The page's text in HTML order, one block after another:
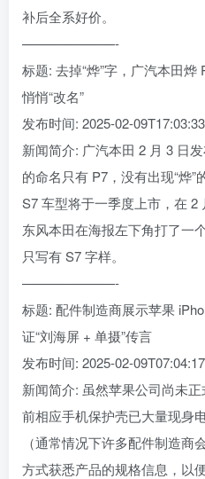
补后全系好价。
———————-
标题: 去掉“烨”字，广汽本田
悄悄“改名”
发布时间: 2025-02-
新闻简介: 广汽本田 2 月 3 日
的命名只有 P7，没有出现“烨
S7 车型将于一季度上市，在 2
东风本田在海报左下角打了一
只写有 S7 字样。
———————-
标题: 配件制造商展示苹果
证“刘海屏 + 单摄”传言
发布时间: 2025-02-
新闻简介: 虽然苹果公司尚未
前相应手机保护壳已大量现身
（通常情况下许多配件制造商
方式获悉产品的规格信息，以